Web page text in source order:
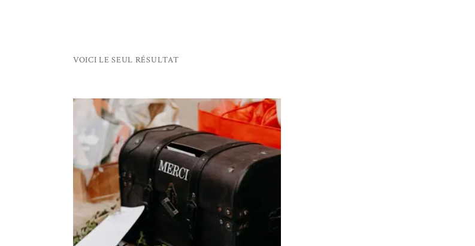
VOICI LE SEUL RÉSULTAT
AJOUTER AU DEVIS